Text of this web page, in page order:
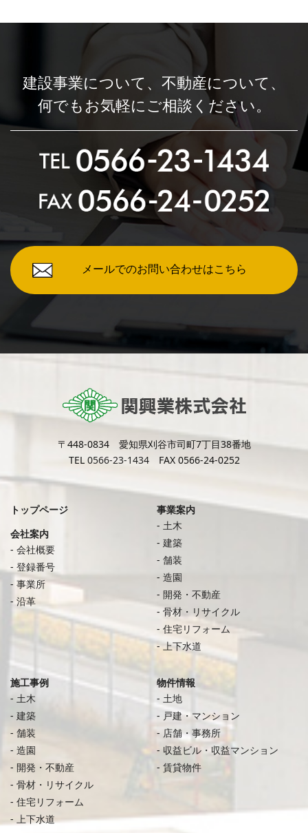
建設事業について、 不動産について、
何でもお気軽にご相談ください。
メールでのお問い合わせはこちら
〒448-0834 愛知県刈谷市司町7丁目38番地
TEL 0566-23-1434FAX 0566-24-0252
トップページ
会社案内
会社概要
登録番号
事業所
沿革
事業案内
土木
建築
舗装
造園
開発・不動産
骨材・リサイクル
住宅リフォーム
上下水道
施工事例
土木
建築
舗装
造園
開発・不動産
骨材・リサイクル
住宅リフォーム
上下水道
物件情報
土地
戸建・マンション
店舗・事務所
収益ビル・収益マンション
賃貸物件